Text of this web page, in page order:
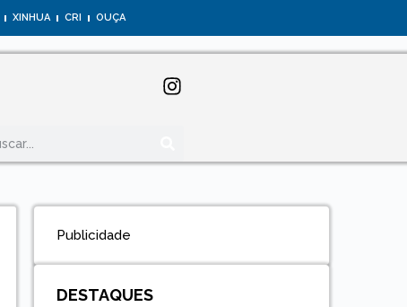
XINHUA CRI OUÇA
Publicidade
DESTAQUES